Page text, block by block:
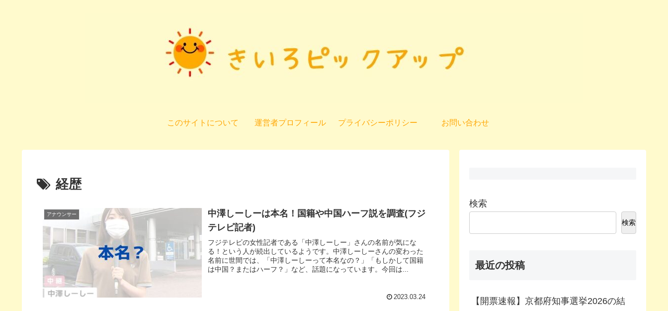
このサイトについて 運営者プロフィール プライバシーポリシー お問い合わせ
経歴
アナウンサー
中澤しーしーは本名！国籍や中国ハーフ説を調査(フジ
テレビ記者)
フジテレビの女性記者である「中澤しーしー」さんの名前が気にな
る！という人が続出しているようです。中澤しーしーさんの変わった
名前に世間では、「中澤しーしーって本名なの？」「もしかして国籍
は中国？またはハーフ？」など、話題になっています。今回は...
2023.03.24
検索
検索
最近の投稿
【開票速報】京都府知事選挙2026の結